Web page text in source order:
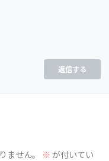
返信する
ません。 ※が付いてい